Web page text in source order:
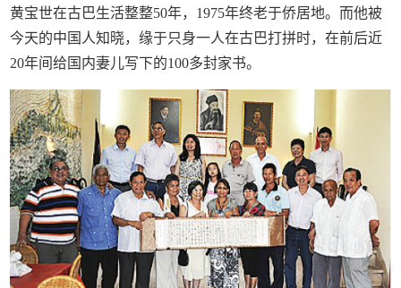
黄宝世在古巴生活整整50年，1975年终老于侨居地。而他被
今天的中国人知晓，缘于只身一人在古巴打拼时，在前后近
20年间给国内妻儿写下的100多封家书。